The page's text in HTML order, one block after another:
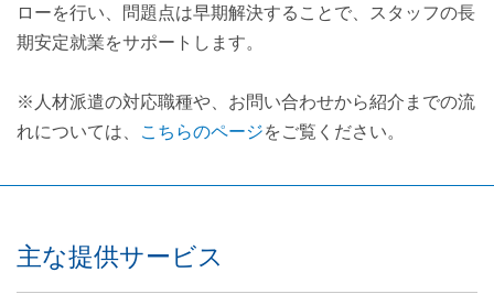
ローを行い、問題点は早期解決することで、スタッフの長
期安定就業をサポートします。
※人材派遣の対応職種や、お問い合わせから紹介までの流
れについては、
こちらのページをご覧ください。
主な提供サービス